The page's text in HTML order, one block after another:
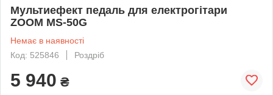
Мультиефект педаль для електрогітари
ZOOM MS-50G
Немає в наявності
Код: 525846
Роздріб
5 940 ₴